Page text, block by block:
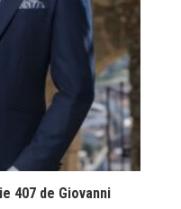
407 de Giovanni